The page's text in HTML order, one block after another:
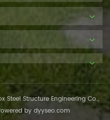
Structure Engineering Co.,
by dyyseo.com